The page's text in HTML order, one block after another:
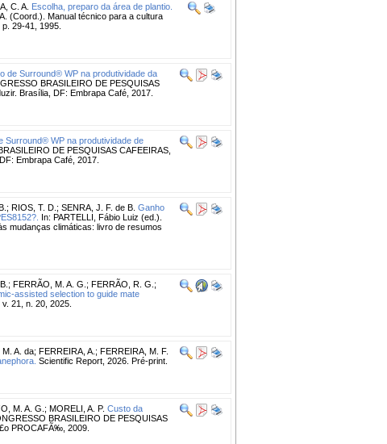
C. A. Escolha, preparo da área de plantio.
(Coord.). Manual técnico para a cultura
29-41, 1995.
de Surround® WP na produtividade da
BRASILEIRO DE PESQUISAS
Brasília, DF: Embrapa Café, 2017.
Surround® WP na produtividade de
DE PESQUISAS CAFEEIRAS,
Embrapa Café, 2017.
; RIOS, T. D. ; SENRA, J. F. de B. Ganho
In: PARTELLI, Fábio Luiz (ed.).
mudanças climáticas: livro de resumos
; FERRÃO, M. A. G. ; FERRÃO, R. G. ;
assisted selection to guide mate
21, n. 20, 2025.
M. A. da; FERREIRA, A. ; FERREIRA, M. F.
Scientific Report, 2026. Pré-print.
M. A. G. ; MORELI, A. P. Custo da
BRASILEIRO DE PESQUISAS
PROCAFÃ‰, 2009.